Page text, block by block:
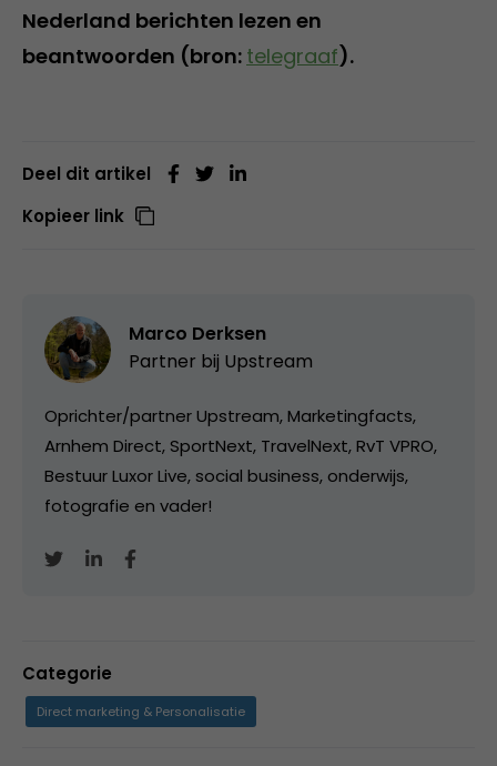
Nederland berichten lezen en
beantwoorden (bron: telegraaf).
Deel dit artikel
Kopieer link
Marco Derksen
Partner bij Upstream
Oprichter/partner Upstream, Marketingfacts,
Arnhem Direct, SportNext, TravelNext, RvT VPRO,
Bestuur Luxor Live, social business, onderwijs,
fotografie en vader!
Categorie
Direct marketing & Personalisatie